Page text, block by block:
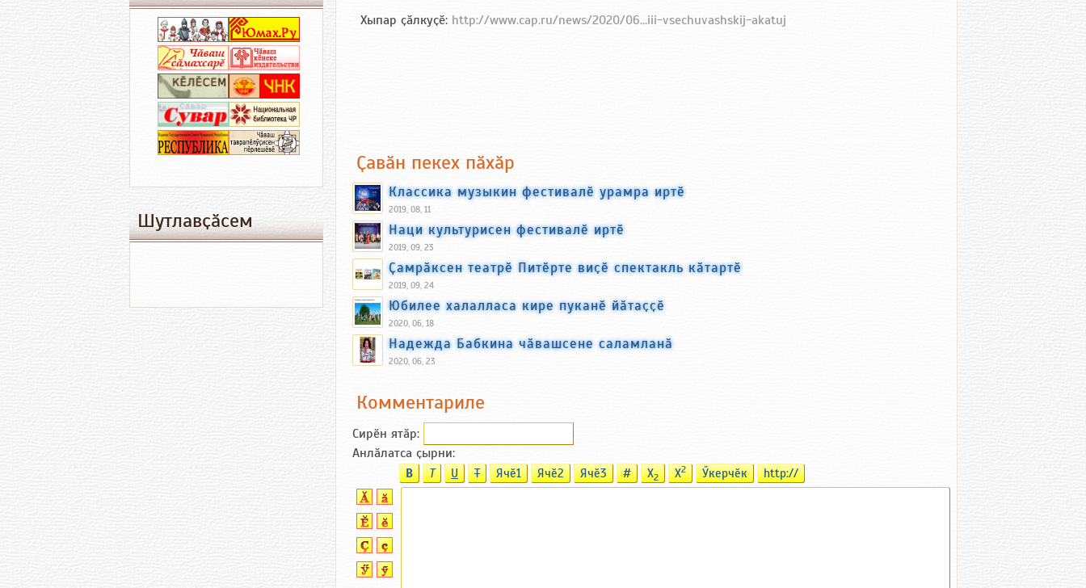
Хыпар ҫӑлкуҫӗ: http://www.cap.ru/news/2020/06...iii-vsechuvashskij-akatuj
Ҫавӑн пекех пӑхӑр
Классика музыкин фестивалӗ урамра иртӗ
2019, 08, 11
Наци культурисен фестивалӗ иртӗ
2019, 09, 23
Ҫамрӑксен театрӗ Питӗрте виҫӗ спектакль кӑтартӗ
2019, 09, 24
Юбилее халалласа кире пуканӗ йӑтаҫҫӗ
2020, 06, 18
Надежда Бабкина чӑвашсене саламланӑ
2020, 06, 23
Комментариле
Сирӗн ятӑp:
Анлӑлатса ҫырни:
B T U T Ячӗ1 Ячӗ2 Ячӗ3 # X2 X2 Ӳкерчӗк http://
Шутлавҫӑсем